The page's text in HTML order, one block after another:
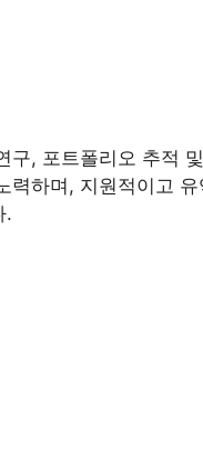
, 포트폴리오 추적
력하며, 지원적이고
.